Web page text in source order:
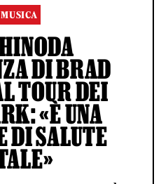
DI BRAD
TOUR DEI
«È UNA
DI SALUTE